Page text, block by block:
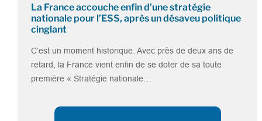
La France accouche enfin d’une stratégie
nationale pour l’ESS, après un désaveu politique
cinglant
C’est un moment historique. Avec près de deux ans de
retard, la France vient enfin de se doter de sa toute
première « Stratégie nationale…